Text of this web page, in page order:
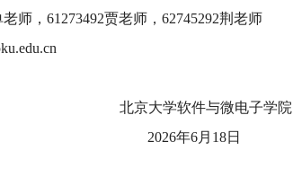
师，61273492贾老师， 62745292荆老师
北京大学软件与微电子学院
2026年6月18日